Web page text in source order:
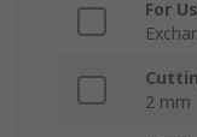
For
2 mm